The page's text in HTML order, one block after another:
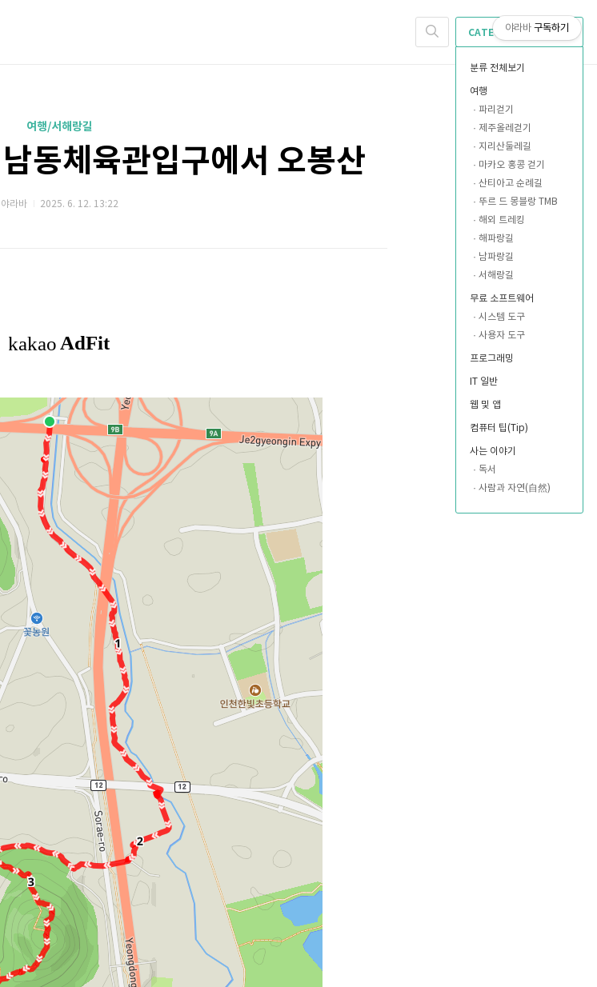
CATEGORY
분류 전체보기
여행
파리걷기
제주올레걷기
지리산둘레길
마카오 홍콩 걷기
산티아고 순례길
뚜르 드 몽블랑 TMB
해외 트레킹
해파랑길
남파랑길
서해랑길
무료 소프트웨어
시스템 도구
사용자 도구
프로그래밍
IT 일반
웹 및 앱
컴퓨터 팁(Tip)
사는 이야기
독서
사람과 자연(自然)
여행/서해랑길
동체육관입구에서 오봉산
야라바 2025. 6. 12. 13:22
야라바 구독하기